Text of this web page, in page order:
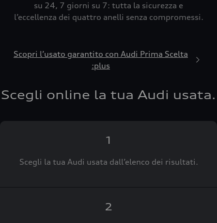
su 24, 7 giorni su 7: tutta la sicurezza e
l’eccellenza dei quattro anelli senza compromessi.
Scopri l’usato garantito con Audi Prima Scelta
:plus
Scegli online la tua Audi usata.
1
Scegli la tua Audi usata dall’elenco dei risultati.
2